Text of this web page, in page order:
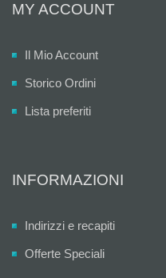
MY ACCOUNT
Il Mio Account
Storico Ordini
Lista preferiti
INFORMAZIONI
Indirizzi e recapiti
Offerte Speciali